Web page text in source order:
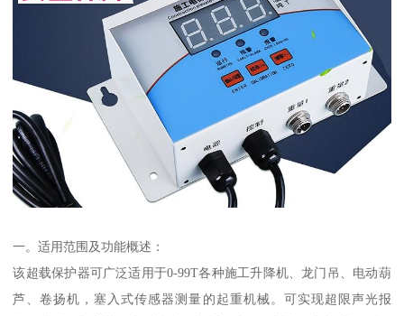
一。适用范围及功能概述：
该超载保护器可广泛适用于0-99T各种施工升降机、龙门吊、电动葫
芦、卷扬机，塞入式传感器测量的起重机械。可实现超限声光报